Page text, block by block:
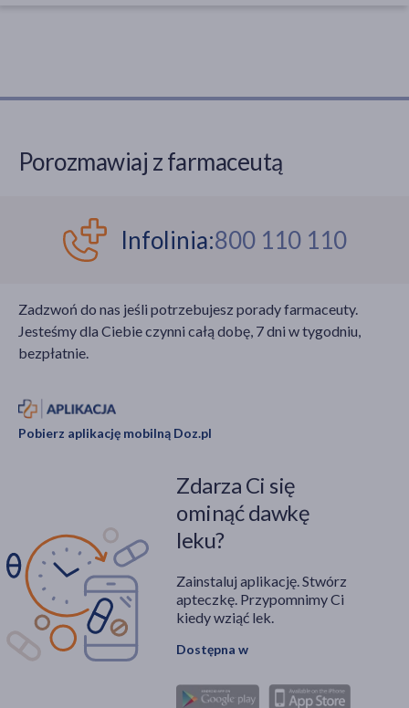
Porozmawiaj z farmaceutą
Infolinia:800 110 110
Zadzwoń do nas jeśli potrzebujesz porady farmaceuty.
Jesteśmy dla Ciebie czynni całą dobę, 7 dni w tygodniu,
bezpłatnie.
Pobierz aplikację mobilną Doz.pl
Zdarza Ci się
ominąć dawkę
leku?
Zainstaluj aplikację. Stwórz
apteczkę. Przypomnimy Ci
kiedy wziąć lek.
Dostępna w